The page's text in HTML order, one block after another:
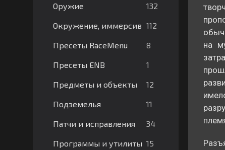
Оружие 132
Окружение, иммерсив 112
Пресеты RaceMenu 8
Пресеты ENB 1
Предметы и объекты 12
Подземелья 11
Патчи и исправления 34
Программы и утилиты 15
на